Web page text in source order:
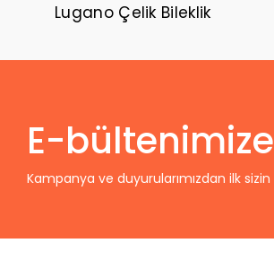
Lugano Çelik Bileklik
E-
Kampanya ve duyurularımızdan ilk